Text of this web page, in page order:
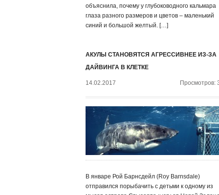
объяснила, почему у глубоководного кальмара
глаза разного размеров и цветов – маленький
синий и большой желтый. […]
АКУЛЫ СТАНОВЯТСЯ АГРЕССИВНЕЕ ИЗ-ЗА
ДАЙВИНГА В КЛЕТКЕ
14.02.2017 Просмотров:
В январе Рой Барнсдейл (Roy Barnsdale)
отправился порыбачить с детьми к одному из